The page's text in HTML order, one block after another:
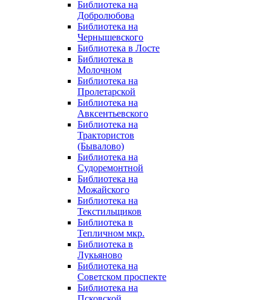
Библиотека на
Добролюбова
Библиотека на
Чернышевского
Библиотека в Лосте
Библиотека в
Молочном
Библиотека на
Пролетарской
Библиотека на
Авксентьевского
Библиотека на
Трактористов
(Бывалово)
Библиотека на
Судоремонтной
Библиотека на
Можайского
Библиотека на
Текстильщиков
Библиотека в
Тепличном мкр.
Библиотека в
Лукьяново
Библиотека на
Советском проспекте
Библиотека на